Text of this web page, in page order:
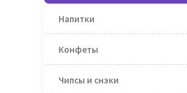
Напитки
Конфеты
Чипсы и снэки